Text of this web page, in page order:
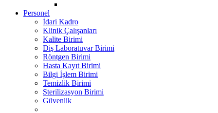
Personel
İdari Kadro
Klinik Çalışanları
Kalite Birimi
Diş Laboratuvar Birimi
Röntgen Birimi
Hasta Kayıt Birimi
Bilgi İşlem Birimi
Temizlik Birimi
Sterilizasyon Birimi
Güvenlik